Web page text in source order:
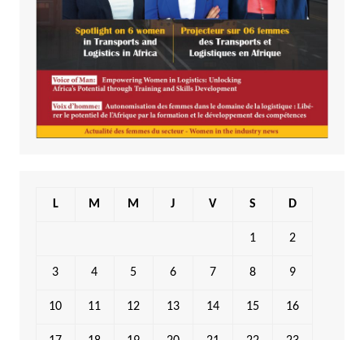
L M M J V S D
1 2
3 4 5 6 7 8 9
10 11 12 13 14 15 16